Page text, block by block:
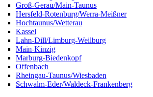
Groß-Gerau/Main-Taunus
Hersfeld-Rotenburg/Werra-Meißner
Hochtaunus/Wetterau
Kassel
Lahn-Dill/Limburg-Weilburg
Main-Kinzig
Marburg-Biedenkopf
Offenbach
Rheingau-Taunus/Wiesbaden
Schwalm-Eder/Waldeck-Frankenberg